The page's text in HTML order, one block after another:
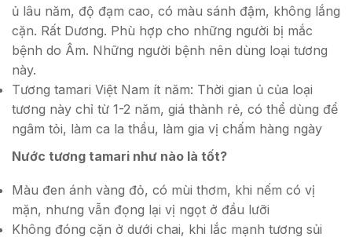
ủ lâu năm, độ đạm cao, có màu sánh đậm, không lắng
cặn. Rất Dương. Phù hợp cho những người bị mắc
bệnh do Âm. Những người bệnh nên dùng loại tương
này.
Tương tamari Việt Nam ít năm: Thời gian ủ của loại
tương này chỉ từ 1-2 năm, giá thành rẻ, có thể dùng để
ngâm tỏi, làm ca la thầu, làm gia vị chấm hàng ngày
Nước tương tamari như nào là tốt?
Màu đen ánh vàng đỏ, có mùi thơm, khi nếm có vị
mặn, nhưng vẫn đọng lại vị ngọt ở đầu lưỡi
Không đóng cặn ở dưới chai, khi lắc mạnh tương sủi